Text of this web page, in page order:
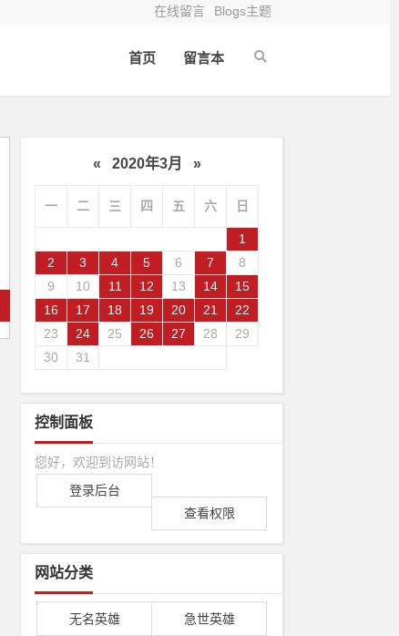
在线留言 Blogs主题
首页 留言本
« 2020年3月 »
一 二 三 四 五 六 日
1
2
3 4 5 6 7
8
9
10 11 12 13 14
15
16
17 18 19 20 21
22
23
24 25 26 27 28
29
30
31
控制面板
您好，欢迎到访网站！
登录后台
查看权限
网站分类
无名英雄 急世英雄